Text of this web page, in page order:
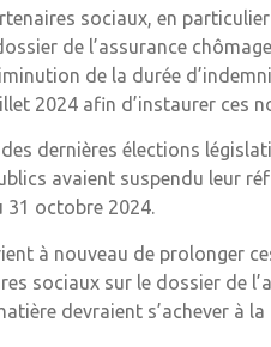
sociaux, en
de l’assurance
de la durée
2024 afin d’instaurer ces
dernières élections
avaient suspendu leur
31 octobre 2024.
à nouveau de prolonger
sociaux sur le dossier de
devraient s’achever à